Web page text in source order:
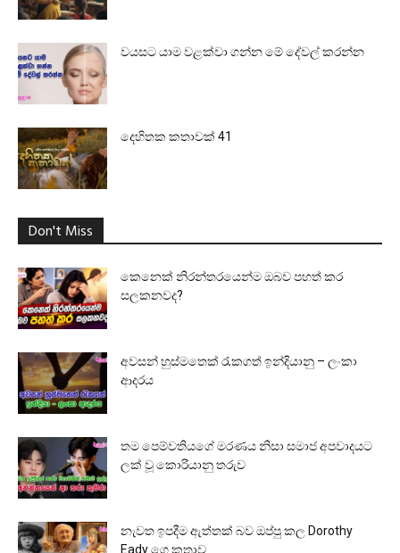
වයසට යාම වළක්වා ගන්න මේ දේවල් කරන්න
දෙහිතක කතාවක් 41
Don't Miss
කෙනෙක් නිරන්තරයෙන්ම ඔබව පහත් කර
සලකනවද?
අවසන් හුස්මතෙක් රැකගත් ඉන්දියානු – ලංකා
ආදරය
තම පෙම්වතියගේ මරණය නිසා සමාජ අපවාදයට
ලක් වූ කොරියානු තරුව
නැවත ඉපදීම ඇත්තක් බව ඔප්පු කල Dorothy
Eady ගෙ කතාව